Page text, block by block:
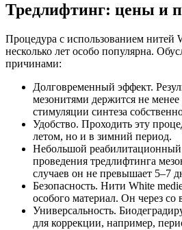
Тредлифтинг: цены и
Процедура с использованием нитей
несколько лет особо популярна.
причинами:
Долговременный эффект.
мезонитями держится не менее
стимуляции синтеза
Удобство. Проходить эту
летом, но и в зимний период.
Небольшой реабилитационный
проведения тредлифтинга
случаев он не превышает 5–7
Безопасность. Нити White
особого материал. Он через со
Универсальность.
для коррекции, например,